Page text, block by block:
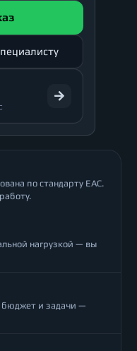
по стандарту ЕАС.
нагрузкой — вы
и задачи —